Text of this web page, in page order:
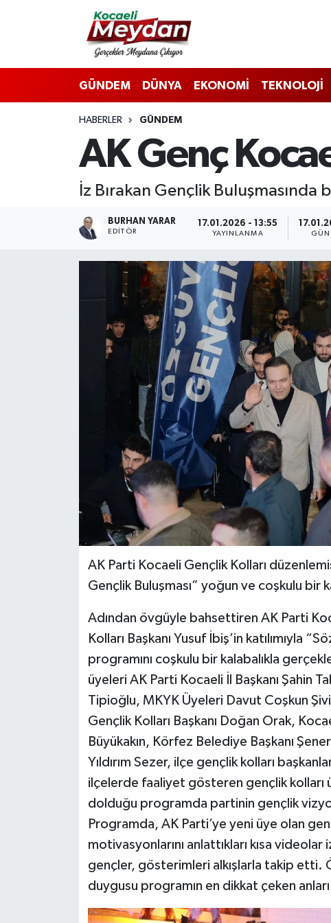
GÜNDEM DÜNYA EKONOMİ TEKNOLOJİ
HABERLER GÜNDEM
AK Genç
İz Bırakan Gençlik Buluşmasında
BURHAN YARAR
EDITÖR
17.01.2026 - 13:55
YAYINLANMA
AK Parti Kocaeli Gençlik Kolları
Gençlik Buluşması” yoğun ve coşkulu bir
Adından övgüyle bahsettiren AK Parti
Kolları Başkanı Yusuf İbiş’in katılımıyla
programını coşkulu bir kalabalıkla
üyeleri AK Parti Kocaeli İl Başkanı Şahin
Tipioğlu, MKYK Üyeleri Davut Coşkun
Gençlik Kolları Başkanı Doğan Orak,
Büyükakın, Körfez Belediye Başkanı
Yıldırım Sezer, ilçe gençlik kolları
ilçelerde faaliyet gösteren gençlik kolları
dolduğu programda partinin gençlik
Programda, AK Parti’ye yeni üye olan
motivasyonlarını anlattıkları kısa
gençler, gösterimleri alkışlarla takip etti.
duygusu programın en dikkat çeken anları
Nöbetçi Eczaneler
Hava Durumu
Trafik Durumu
Süper Lig Puan Durumu ve Fikstür
Tüm Manşetler
Son Dakika Haberleri
Haber Arşivi